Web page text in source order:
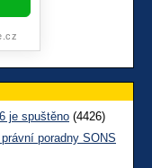
je spuštěno (4426)
poradny SONS